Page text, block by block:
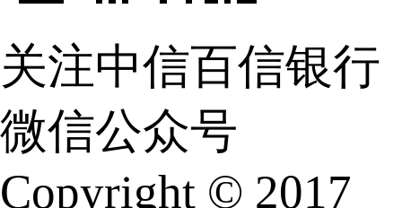
关注中信百信银行
微信公众号
Copyright © 2017